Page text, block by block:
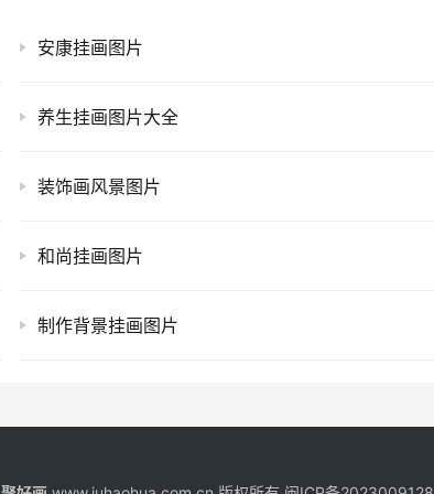
安康挂画图片
养生挂画图片大全
装饰画风景图片
和尚挂画图片
制作背景挂画图片